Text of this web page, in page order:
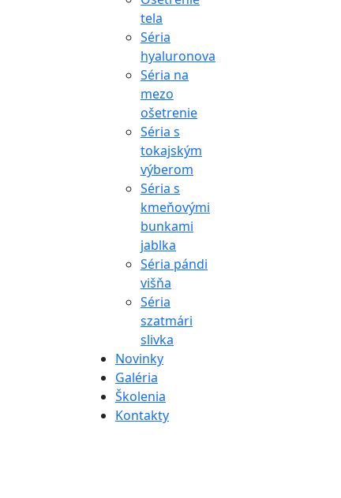
tela
Séria
hyaluronova
Séria na
mezo
ošetrenie
Séria s
tokajským
výberom
Séria s
kmeňovými
bunkami
jablka
Séria pándi
višňa
Séria
szatmári
slivka
Novinky
Galéria
Školenia
Kontakty